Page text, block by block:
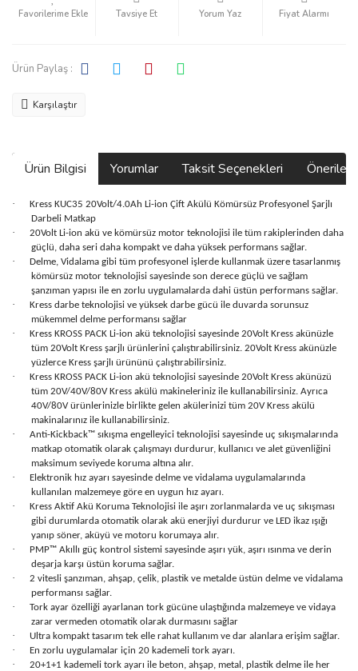
Tavsiye Et Yorum Yaz Fiyat Alarmı
Ürün Paylaş :
Karşılaştır
Ürün Bilgisi Yorumlar Taksit Seçenekleri
·
Kress KUC35 20Volt/4.0Ah Li-ion Çift Akülü Kömürsüz Profesyonel Şarjlı
Darbeli Matkap
·
20Volt Li-ion akü ve kömürsüz motor teknolojisi ile tüm rakiplerinden daha
güçlü, daha seri daha kompakt ve daha yüksek performans sağlar.
·
Delme, Vidalama gibi tüm profesyonel işlerde kullanmak üzere tasarlanmış
kömürsüz motor teknolojisi sayesinde son derece güçlü ve sağlam
şanzıman yapısı ile en zorlu uygulamalarda dahi üstün performans sağlar.
·
Kress darbe teknolojisi ve yüksek darbe gücü ile duvarda sorunsuz
mükemmel delme performansı sağlar
·
Kress KROSS PACK Li-ion akü teknolojisi sayesinde 20Volt Kress akünüzle
tüm 20Volt Kress şarjlı ürünlerini çalıştırabilirsiniz. 20Volt Kress akünüzle
yüzlerce Kress şarjlı ürününü çalıştırabilirsiniz.
·
Kress KROSS PACK Li-ion akü teknolojisi sayesinde 20Volt Kress akünüzü
tüm 20V/40V/80V Kress akülü makineleriniz ile kullanabilirsiniz. Ayrıca
40V/80V ürünlerinizle birlikte gelen akülerinizi tüm 20V Kress akülü
makinalarınız ile kullanabilirsiniz.
·
Anti-Kickback™ sıkışma engelleyici teknolojisi sayesinde uç sıkışmalarında
matkap otomatik olarak çalışmayı durdurur, kullanıcı ve alet güvenliğini
maksimum seviyede koruma altına alır.
·
Elektronik hız ayarı sayesinde delme ve vidalama uygulamalarında
kullanılan malzemeye göre en uygun hız ayarı.
·
Kress Aktif Akü Koruma Teknolojisi ile aşırı zorlanmalarda ve uç sıkışması
gibi durumlarda otomatik olarak akü enerjiyi durdurur ve LED ikaz ışığı
yanıp söner, aküyü ve motoru korumaya alır.
·
PMP™ Akıllı güç kontrol sistemi sayesinde aşırı yük, aşırı ısınma ve derin
deşarja karşı üstün koruma sağlar.
·
2 vitesli şanzıman, ahşap, çelik, plastik ve metalde üstün delme ve vidalama
performansı sağlar.
·
Tork ayar özelliği ayarlanan tork gücüne ulaştığında malzemeye ve vidaya
zarar vermeden otomatik olarak durmasını sağlar
· Ultra kompakt tasarım tek elle rahat kullanım ve dar alanlara erişim sağlar.
· En zorlu uygulamalar için 20 kademeli tork ayarı.
·
20+1+1 kademeli tork ayarı ile beton, ahşap, metal, plastik delme ile her